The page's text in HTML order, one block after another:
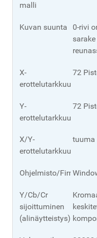
malli
Kuvan suunta
0-rivi
X-
erottelutarkkuus
72
Y-
erottelutarkkuus
72
X/Y-
tuuma
Ohjelmisto/Firmware
Y/Cb/Cr
sijoittuminen
(alinäytteistys)